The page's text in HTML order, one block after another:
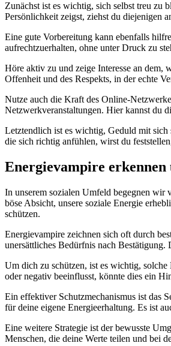
Zunächst ist es wichtig, sich selbst treu zu
Persönlichkeit zeigst, ziehst du diejenigen
Eine gute Vorbereitung kann ebenfalls
aufrechtzuerhalten, ohne unter Druck zu
Höre aktiv zu und zeige Interesse an dem,
Offenheit und des Respekts, in der echte
Nutze auch die Kraft des Online-
Netzwerkveranstaltungen. Hier kannst du
Letztendlich ist es wichtig, Geduld mit sich
die sich richtig anfühlen, wirst du
Energievampire erkennen
In unserem sozialen Umfeld begegnen wir
böse Absicht, unsere soziale Energie
schützen.
Energievampire zeichnen sich oft durch
unersättliches Bedürfnis nach Bestätigung.
Um dich zu schützen, ist es wichtig,
oder negativ beeinflusst, könnte dies ein
Ein effektiver Schutzmechanismus ist das
für deine eigene Energieerhaltung. Es ist
Eine weitere Strategie ist der bewusste
Menschen, die deine Werte teilen und bei